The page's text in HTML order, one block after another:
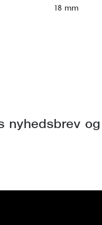
18 mm
nyhedsbrev